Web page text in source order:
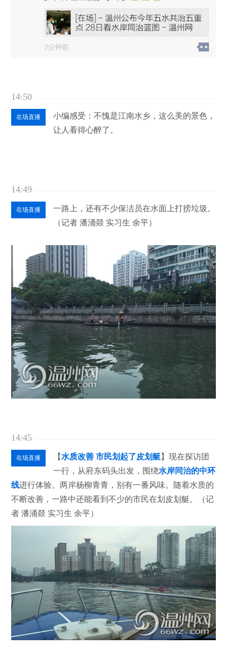
14:50
在场直播
小编感受：不愧是江南水乡，这么美的景色，
让人看得心醉了。
14:49
在场直播
一路上，还有不少保洁员在水面上打捞垃圾。
（记者 潘涌燚 实习生 余平）
14:45
在场直播 【 水质改善 市民划起了皮划艇】现在探访团
一行，从府东码头出发，围绕水岸同治的中环
线进行体验。两岸杨柳青青，别有一番风味。随着水质的
不断改善，一路中还能看到不少的市民在划皮划艇。（记
者 潘涌燚 实习生 余平）